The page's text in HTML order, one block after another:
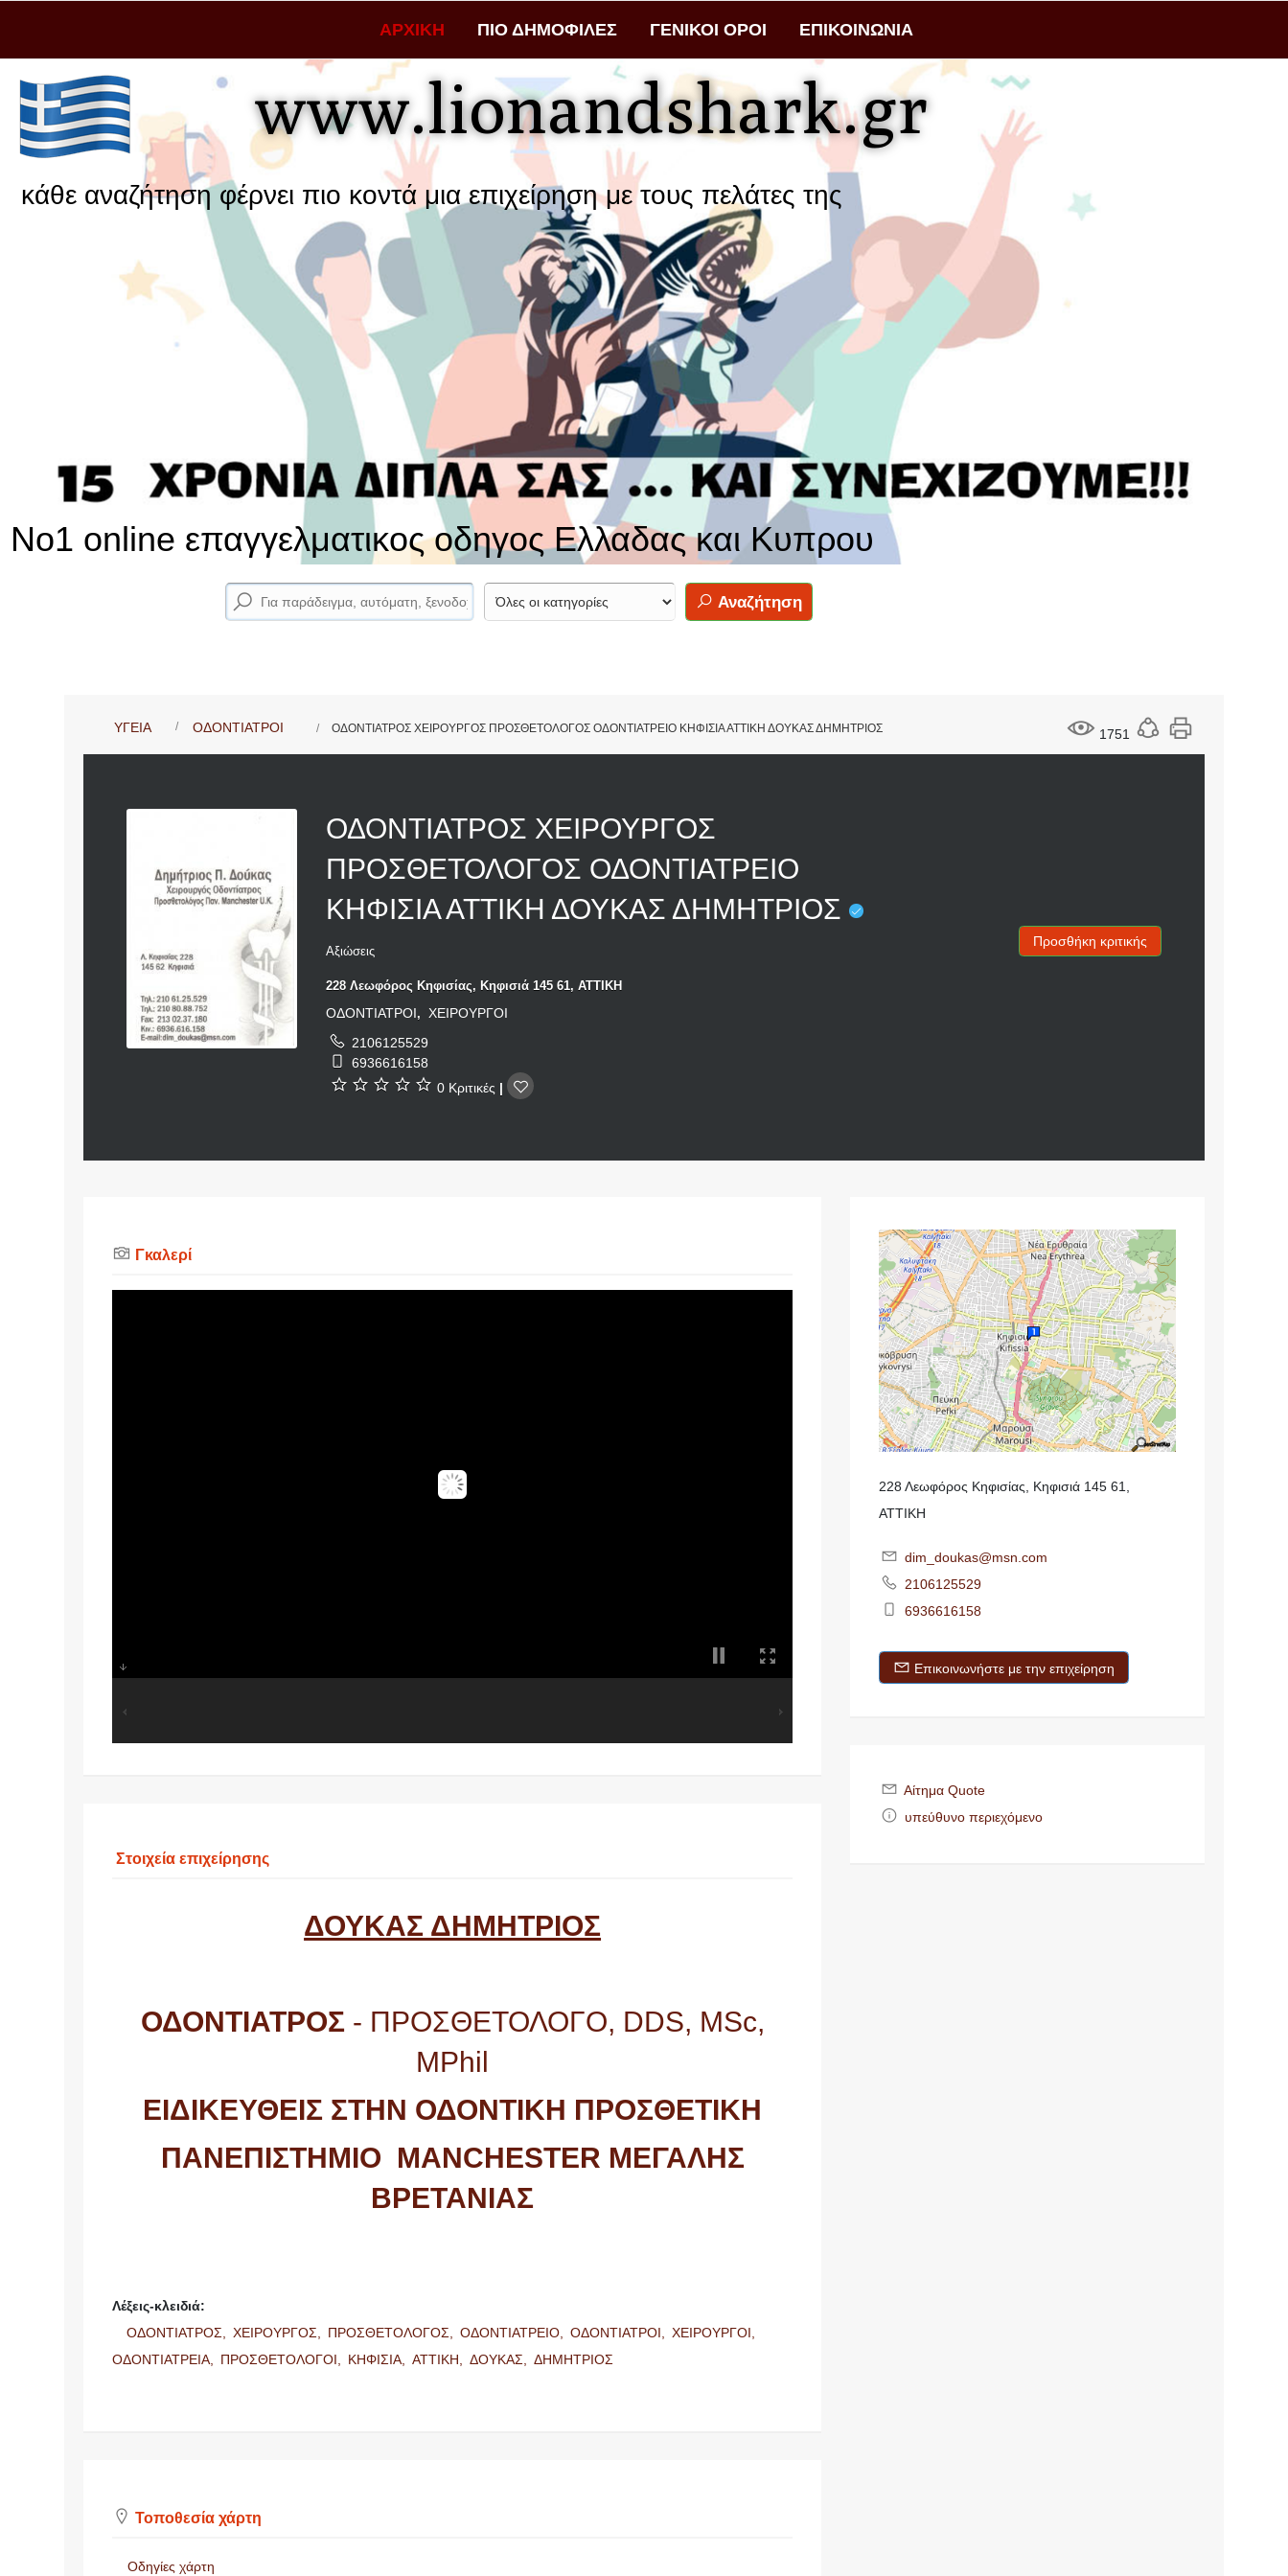
ΑΡΧΙΚΗ ΠΙΟ ΔΗΜΟΦΙΛΕΣ ΓΕΝΙΚΟΙ ΟΡΟΙ ΕΠΙΚΟΙΝΩΝΙΑ
No1 online επαγγελματικος οδηγος Ελλαδας και Κυπρου
www.lionandshark.gr
φέρνει πιο κοντά μια επιχείρηση με τους πελάτες της
Αναζήτηση
1751
ΥΓΕΙΑ ΟΔΟΝΤΙΑΤΡΟΙ ΟΔΟΝΤΙΑΤΡΟΣ ΧΕΙΡΟΥΡΓΟΣ ΠΡΟΣΘΕΤΟΛΟΓΟΣ ΟΔΟΝΤΙΑΤΡΕΙΟ ΚΗΦΙΣΙΑ ΑΤΤΙΚΗ ΔΟΥΚΑΣ ΔΗΜΗΤΡΙΟΣ
ΟΔΟΝΤΙΑΤΡΟΣ ΧΕΙΡΟΥΡΓΟΣ
ΠΡΟΣΘΕΤΟΛΟΓΟΣ ΟΔΟΝΤΙΑΤΡΕΙΟ
ΚΗΦΙΣΙΑ ΑΤΤΙΚΗ ΔΟΥΚΑΣ ΔΗΜΗΤΡΙΟΣ
Αξιώσεις
228 Λεωφόρος Κηφισίας, Κηφισιά 145 61, ΑΤΤΙΚΗ
ΟΔΟΝΤΙΑΤΡΟΙ,ΧΕΙΡΟΥΡΓΟΙ
2106125529
6936616158
0 Κριτικές |
Προσθήκη κριτικής
Γκαλερί
Στοιχεία επιχείρησης
ΔΟΥΚΑΣ ΔΗΜΗΤΡΙΟΣ
ΟΔΟΝΤΙΑΤΡΟΣ - ΠΡΟΣΘΕΤΟΛΟΓΟ, DDS, MSc,
MPhil
ΕΙΔΙΚΕΥΘΕΙΣ ΣΤΗΝ ΟΔΟΝΤΙΚΗ ΠΡΟΣΘΕΤΙΚΗ
ΠΑΝΕΠΙΣΤΗΜΙΟ MANCHESTER ΜΕΓΑΛΗΣ
ΒΡΕΤΑΝΙΑΣ
Λέξεις-κλειδιά:
ΟΔΟΝΤΙΑΤΡΟΣ,
ΧΕΙΡΟΥΡΓΟΣ, ΠΡΟΣΘΕΤΟΛΟΓΟΣ, ΟΔΟΝΤΙΑΤΡΕΙΟ, ΟΔΟΝΤΙΑΤΡΟΙ,
ΧΕΙΡΟΥΡΓΟΙ,
ΟΔΟΝΤΙΑΤΡΕΙΑ,
ΠΡΟΣΘΕΤΟΛΟΓΟΙ, ΚΗΦΙΣΙΑ, ΑΤΤΙΚΗ, ΔΟΥΚΑΣ, ΔΗΜΗΤΡΙΟΣ
Τοποθεσία χάρτη
Οδηγίες χάρτη
228 Λεωφόρος Κηφισίας, Κηφισιά 145 61,
ΑΤΤΙΚΗ
dim_doukas@msn.com
2106125529
6936616158
Επικοινωνήστε με την επιχείρηση
Αίτημα Quote
υπεύθυνο περιεχόμενο